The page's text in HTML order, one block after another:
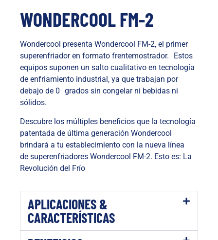
WONDERCOOL FM-2
Wondercool presenta Wondercool FM-2, el primer
superenfriador en formato frentemostrador. Estos
equipos suponen un salto cualitativo en tecnología
de enfriamiento industrial, ya que trabajan por
debajo de 0 grados sin congelar ni bebidas ni
sólidos.
Descubre los múltiples beneficios que la tecnología
patentada de última generación Wondercool
brindará a tu establecimiento con la nueva línea
de superenfriadores Wondercool FM-2. Esto es: La
Revolución del Frío
APLICACIONES &
CARACTERÍSTICAS